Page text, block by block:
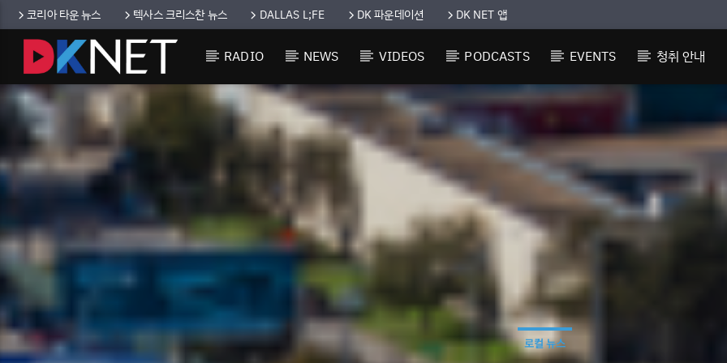
코리아 타운 뉴스 텍사스 크리스찬 뉴스 DALLAS L;FE DK 파운데이션 DK NET 앱
RADIO NEWS VIDEOS PODCASTS EVENTS 청취 안내
TITLE
로컬 뉴스